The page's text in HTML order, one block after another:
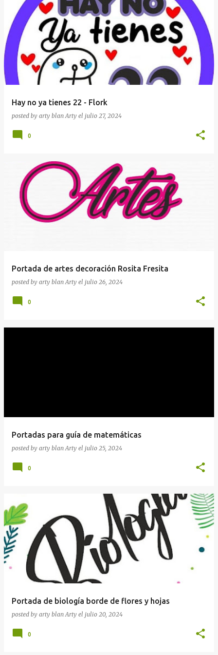
Hay no ya tienes 22 - Flork
posted by arty blanArty el julio 27, 2024
0
Portada de artes decoración Rosita Fresita
posted by arty blanArty el julio 26, 2024
0
Portadas para guía de matemáticas
posted by arty blanArty el julio 25, 2024
0
Portada de biología borde de flores y hojas
posted by arty blanArty el julio 20, 2024
0